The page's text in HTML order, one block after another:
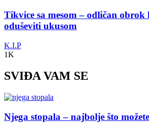
Tikvice sa mesom – odličan obrok
oduševiti ukusom
K.I.P
1K
SVIĐA VAM SE
Njega stopala – najbolje što